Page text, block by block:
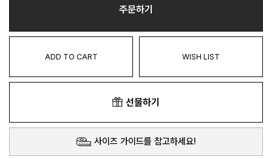
주문하기
ADD TO CART WISH LIST
선물하기
사이즈 가이드를 참고하세요!